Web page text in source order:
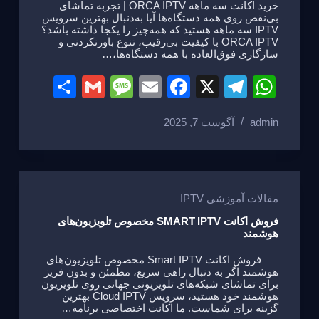
خرید اکانت سه ماهه ORCA IPTV | تجربه تماشای
بی‌نقص روی همه دستگاه‌ها آیا به‌دنبال بهترین سرویس
IPTV سه ماهه هستید که همه‌چیز را یکجا داشته باشد؟
ORCA IPTV با کیفیت بی‌رقیب، تنوع باورنکردنی و
سازگاری فوق‌العاده با همه دستگاه‌ها،…
W
at
s
A
p
p
T
e
gr
a
m
X
F
c
e
b
o
E
M
a
g
G
e
admin آگوست 7, 2025
مقالات آموزشی IPTV
فروش اکانت SMART IPTV مخصوص تلویزیون‌های
هوشمند
فروش اکانت Smart IPTV مخصوص تلویزیون‌های
هوشمند اگر به دنبال راهی سریع، مطمئن و بدون فریز
برای تماشای شبکه‌های تلویزیونی جهانی روی تلویزیون
هوشمند خود هستید، سرویس Cloud IPTV بهترین
گزینه برای شماست. ما اکانت اختصاصی برنامه…